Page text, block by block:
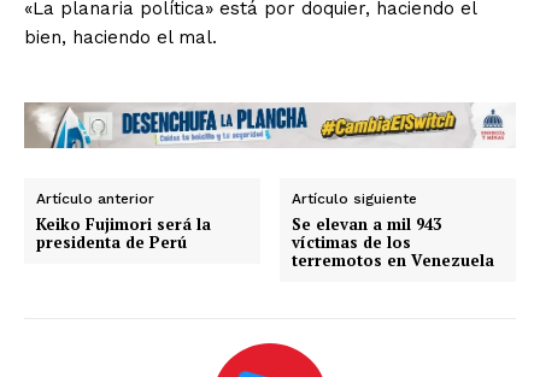
«La planaria política» está por doquier, haciendo el
bien, haciendo el mal.
Artículo anterior
Keiko Fujimori será la
presidenta de Perú
Artículo siguiente
Se elevan a mil 943
víctimas de los
terremotos en Venezuela